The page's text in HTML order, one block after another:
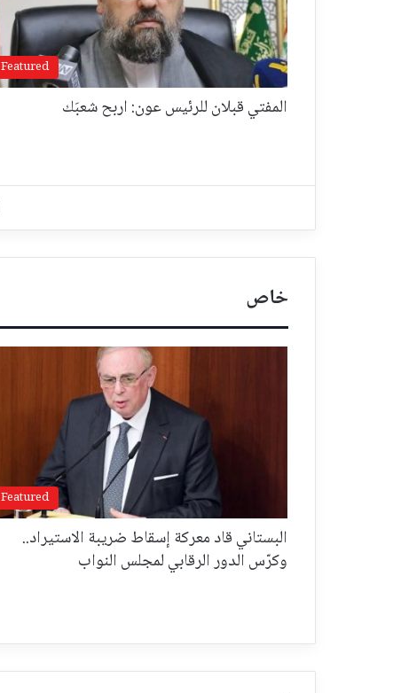
Featured
المفتي قبلان للرئيس عون: اربح شعبَك
خاص
Featured
البستاني قاد معركة إسقاط ضريبة الاستيراد..
وكرّس الدور الرقابي لمجلس النواب